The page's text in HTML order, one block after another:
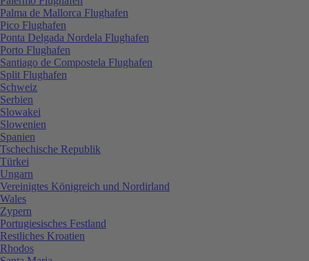
Palma de Mallorca Flughafen
Pico Flughafen
Ponta Delgada Nordela Flughafen
Porto Flughafen
Santiago de Compostela Flughafen
Split Flughafen
Schweiz
Serbien
Slowakei
Slowenien
Spanien
Tschechische Republik
Türkei
Ungarn
Vereinigtes Königreich und Nordirland
Wales
Zypern
Portugiesisches Festland
Restliches Kroatien
Rhodos